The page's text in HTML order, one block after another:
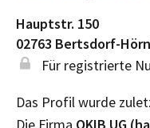
Hauptstr. 150
02763 Bertsdorf-
Für registrierte
Das Profil wurde